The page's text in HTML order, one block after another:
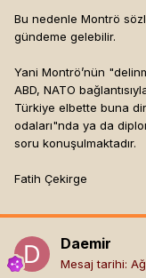
Bu nedenle Montrö
gündeme gelebilir.
Yani Montrö’nün
ABD, NATO
Türkiye elbette buna
odaları"nda ya da
soru konuşulmaktadır.
Fatih Çekirge
Daemir
Mesaj tarihi: